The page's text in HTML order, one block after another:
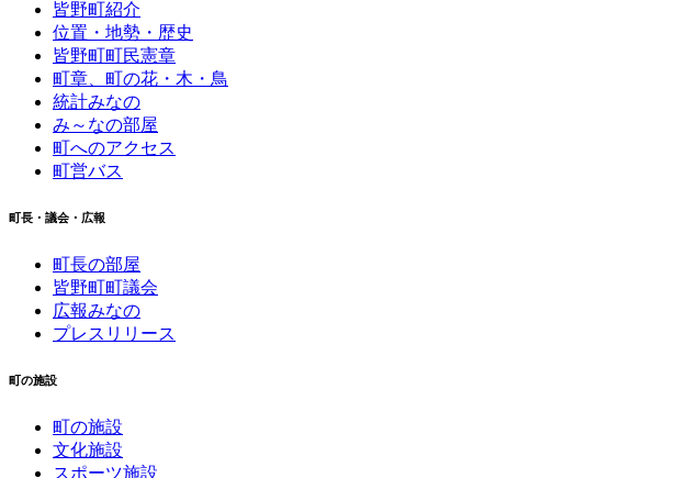
皆野町紹介
位置・地勢・歴史
皆野町町民憲章
町章、町の花・木・鳥
統計みなの
み～なの部屋
町へのアクセス
町営バス
町長・議会・広報
町長の部屋
皆野町町議会
広報みなの
プレスリリース
町の施設
町の施設
文化施設
スポーツ施設